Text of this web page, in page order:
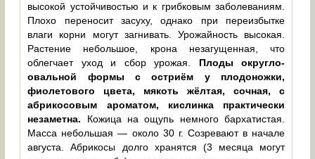
высокой устойчивостью и к грибковым заболеваниям.
Плохо переносит засуху, однако при переизбытке
влаги корни могут загнивать. Урожайность высокая.
Растение небольшое, крона незагущенная, что
облегчает уход и сбор урожая. Плоды округло-
овальной формы с остриём у плодоножки,
фиолетового цвета, мякоть жёлтая, сочная, с
абрикосовым ароматом, кислинка практически
незаметна. Кожица на ощупь немного бархатистая.
Масса небольшая — около 30 г. Созревают в начале
августа. Абрикосы долго хранятся (3 месяца могут